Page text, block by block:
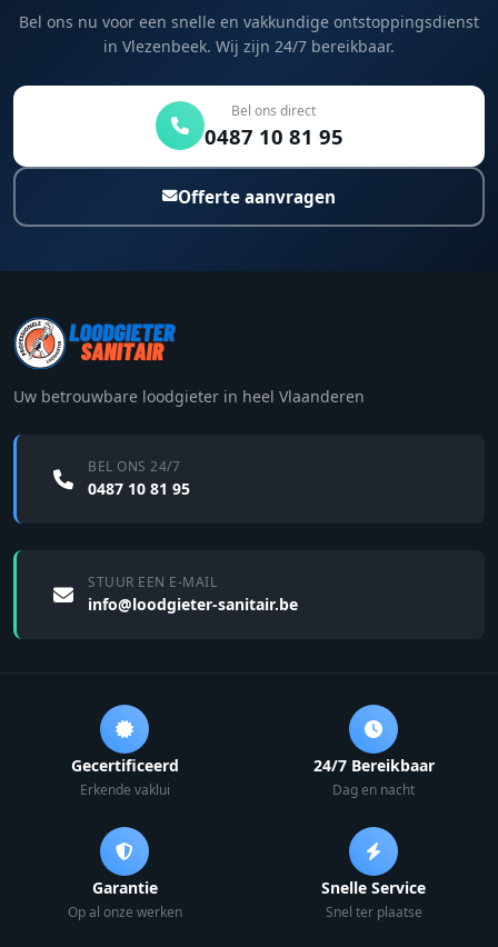
Bel ons nu voor een snelle en vakkundige ontstoppingsdienst
in Vlezenbeek. Wij zijn 24/7 bereikbaar.
Bel ons direct
0487 10 81 95
Offerte aanvragen
Uw betrouwbare loodgieter in heel Vlaanderen
BEL ONS 24/7
0487 10 81 95
STUUR EEN E-MAIL
info@loodgieter-sanitair.be
Gecertificeerd
Erkende vaklui
24/7 Bereikbaar
Dag en nacht
Garantie
Op al onze werken
Snelle Service
Snel ter plaatse